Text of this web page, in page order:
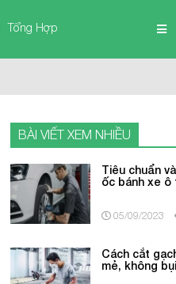
Tổng Hợp
BÀI VIẾT XEM NHIỀU
Tiêu chuẩn
ốc bánh xe
05/09/2023
Cách cắt
mẻ, không